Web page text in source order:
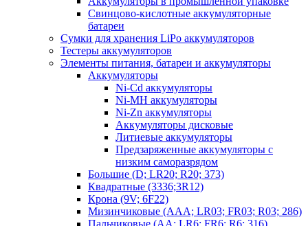
Свинцово-кислотные аккумуляторные
батареи
Сумки для хранения LiPo аккумуляторов
Тестеры аккумуляторов
Элементы питания, батареи и аккумуляторы
Аккумуляторы
Ni-Cd аккумуляторы
Ni-MH аккумуляторы
Ni-Zn аккумуляторы
Аккумуляторы дисковые
Литиевые аккумуляторы
Предзаряженные аккумуляторы с
низким саморазрядом
Большие (D; LR20; R20; 373)
Квадратные (3336;3R12)
Крона (9V; 6F22)
Мизинчиковые (AAA; LR03; FR03; R03; 286)
Пальчиковые (AA; LR6; FR6; R6; 316)